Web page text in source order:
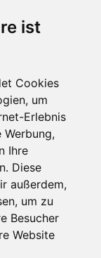
ist
Cookies
um
Erlebnis
Ihre
Diese
außerdem,
um zu
Besucher
Website